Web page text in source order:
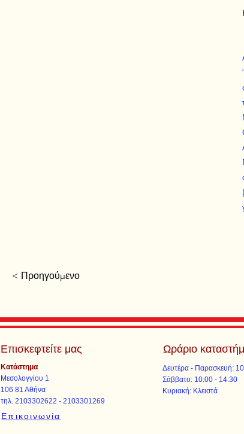
< Προηγούμενο
Επισκεφτείτε μας
Κατάστημα
Μεσολογγίου 1
106 81 Αθήνα
τηλ. 2103302622 - 2103301269
Επικοινωνία
Ωράριο
Δευτέρα - Παρασκευή:
​​Σάββατο: 10:00 - 14:30
​Κυριακή: Κλειστά